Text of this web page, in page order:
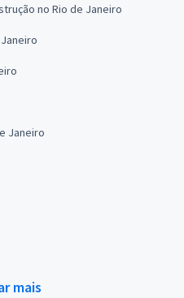
no Rio de Janeiro
Janeiro
mais